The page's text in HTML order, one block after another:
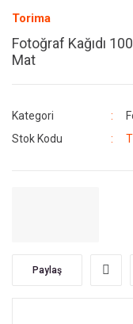
Torima
Fotoğraf Kağıdı
Mat
Kategori
Stok Kodu
Paylaş